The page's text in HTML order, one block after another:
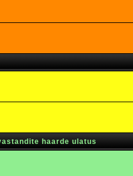
haarde ulatus